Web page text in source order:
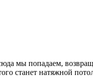
мы попадаем,
станет натяжной